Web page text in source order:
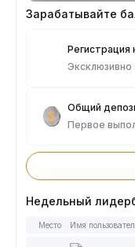
Эксклюзивно
Общий
Первое
Недельный
Место Имя